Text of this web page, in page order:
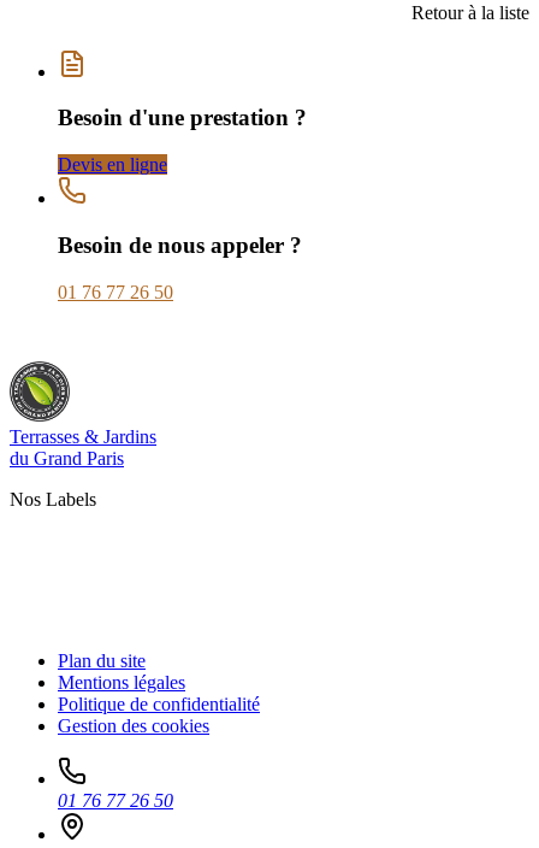
Retour à la liste
Besoin d'une prestation ?
Devis en ligne
Besoin de nous appeler ?
01 76 77 26 50
Terrasses & Jardins
du Grand Paris
Nos Labels
Plan du site
Mentions légales
Politique de confidentialité
Gestion des cookies
01 76 77 26 50